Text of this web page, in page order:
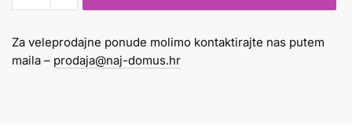
Pilot
BL-
G2-
Za veleprodajne ponude molimo kontaktirajte nas putem
maila – prodaja@naj-domus.hr